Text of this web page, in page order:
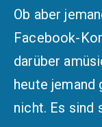
Ob aber
Facebook-
darüber
heute jemand
nicht. Es sind